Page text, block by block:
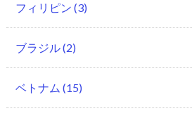
フィリピン (3)
ブラジル(2)
ベトナム (15)